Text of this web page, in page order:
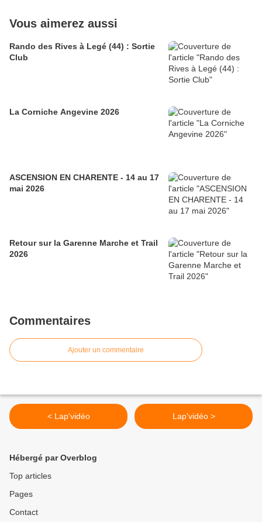
Vous aimerez aussi
Rando des Rives à Legé (44) : Sortie
Club
La Corniche Angevine 2026
ASCENSION EN CHARENTE - 14 au 17
mai 2026
Retour sur la Garenne Marche et Trail
2026
Commentaires
Ajouter un commentaire
< Lap'vidéo Lap'vidéo >
Hébergé par Overblog
Top articles
Pages
Contact